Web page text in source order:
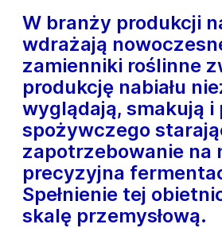
W branży produkcji
wdrażają
zamienniki roślinne
produkcję nabiału
wyglądają, smakują
spożywczego
zapotrzebowanie na
precyzyjna
Spełnienie tej
skalę przemysłową.